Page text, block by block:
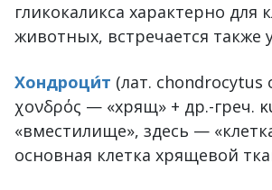
гликокаликса характерно для
животных, встречается также
Хондроци́т (лат. chondrocytus
χονδρός — «хрящ» + др.-греч.
«вместилище», здесь —
основная клетка хрящевой